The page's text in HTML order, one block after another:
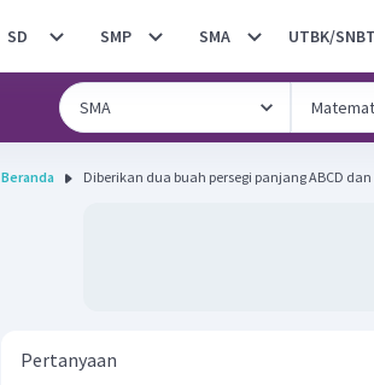
SD SMP SMA UTBK/SNBT
Beranda Diberikan dua buah persegi panjang ABCD dan
Pertanyaan